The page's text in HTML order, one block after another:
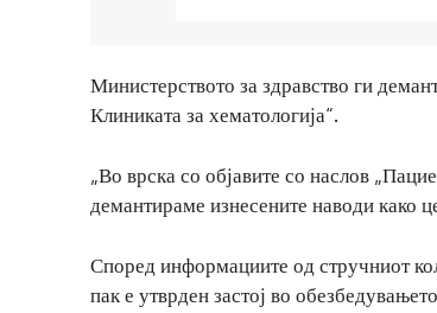
Министерството за здравство ги
Клиниката за хематологија“.
„Во врска со објавите со наслов
демантираме изнесените наводи како
Според информациите од стручниот
пак е утврден застој во